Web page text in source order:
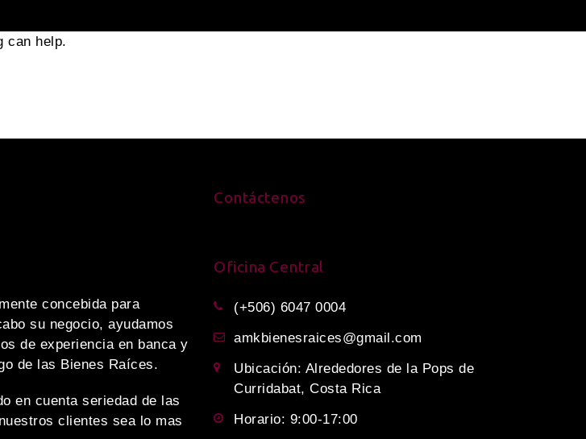
can help.
concebida para
su negocio, ayudamos
de experiencia en banca y
de las Bienes Raíces.
en cuenta seriedad de las
clientes sea lo mas
Contáctenos
Oficina Central
(+506) 6047 0004
amkbienesraices@gmail.com
Ubicación: Alrededores de la Pops de
Curridabat, Costa Rica
Horario: 9:00-17:00